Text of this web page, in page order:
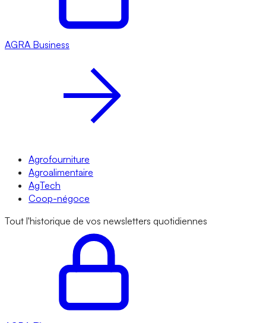
AGRA Business
Agrofourniture
Agroalimentaire
AgTech
Coop-négoce
Tout l'historique de vos newsletters quotidiennes